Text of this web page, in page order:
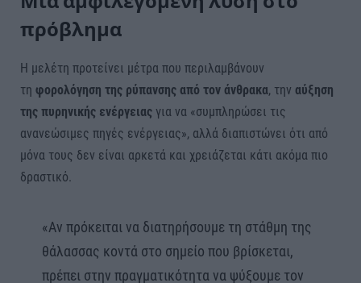
πρόβλημα
Η μελέτη προτείνει μέτρα που περιλαμβάνουν
τη φορολόγηση της ρύπανσης από τον άνθρακα, την αύξηση
της πυρηνικής ενέργειας για να «συμπληρώσει τις
ανανεώσιμες πηγές ενέργειας», αλλά διαπιστώνει ότι από
μόνα τους δεν είναι αρκετά και χρειάζεται κάτι ακόμα πιο
δραστικό.
«Αν πρόκειται να διατηρήσουμε τη στάθμη της
θάλασσας κοντά στο σημείο που βρίσκεται,
πρέπει στην πραγματικότητα να ψύξουμε τον